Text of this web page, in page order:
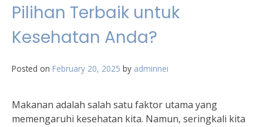
Pilihan Terbaik untuk
Kesehatan Anda?
Posted on February 20, 2025 by adminnei
Makanan adalah salah satu faktor utama yang
memengaruhi kesehatan kita. Namun, seringkali kita